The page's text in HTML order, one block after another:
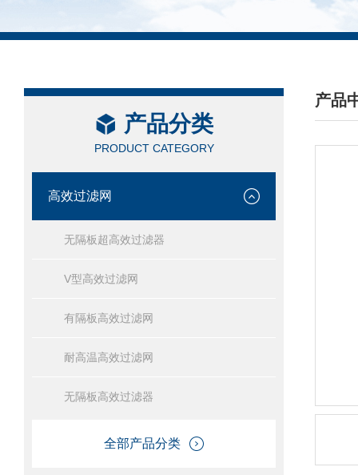
产品分类
PRODUCT CATEGORY
高效过滤网
无隔板超高效过滤器
V型高效过滤网
有隔板高效过滤网
耐高温高效过滤网
无隔板高效过滤器
全部产品分类
产品
/